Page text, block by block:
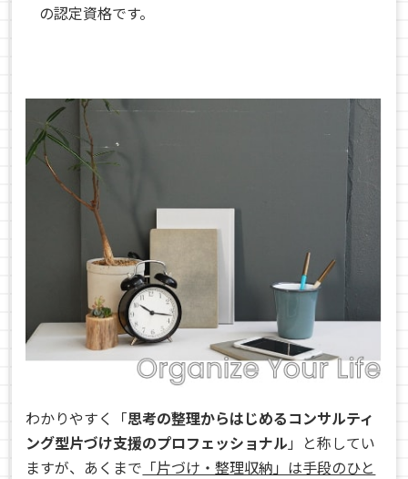
の認定資格です。
わかりやすく「思考の整理からはじめるコンサルティ
ング型片づけ支援のプロフェッショナル 」と称してい
ますが、あくまで 「片づけ・整理収納」は手段のひと